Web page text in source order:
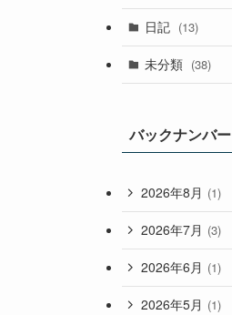
日記 (13)
未分類 (38)
バックナンバー
2026年8月 (1)
2026年7月 (3)
2026年6月 (1)
2026年5月 (1)